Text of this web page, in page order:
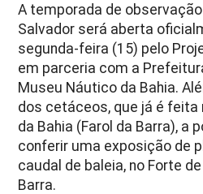
A temporada de
Salvador será aberta
segunda-feira (15) pelo
em parceria com a
Museu Náutico da Bahia.
dos cetáceos, que já é feita
da Bahia (Farol da Barra), a
conferir uma exposição de
caudal de baleia, no Forte
Barra.